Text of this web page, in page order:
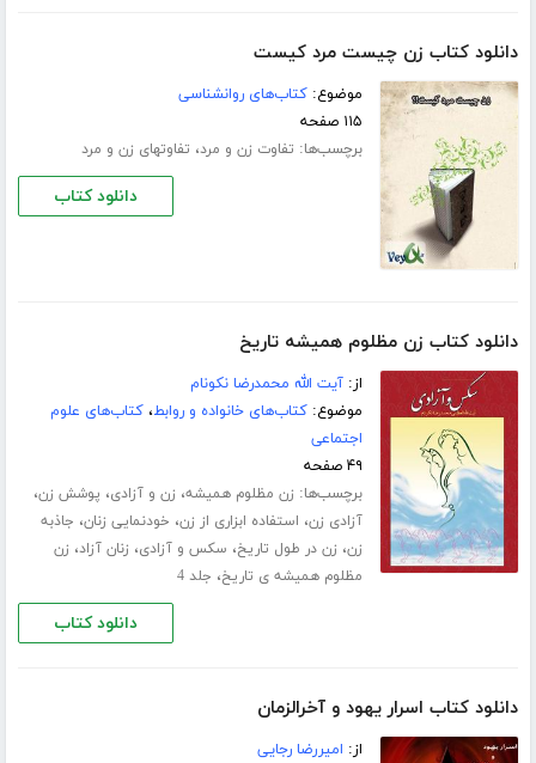
دانلود کتاب زن چیست مرد کیست
موضوع:کتاب‌های روانشناسی
۱۱۵ صفحه
برچسب‌ها: تفاوت زن و مرد، تفاوتهای زن و مرد
دانلود کتاب
دانلود کتاب زن مظلوم همیشه تاریخ
از:آیت الله محمدرضا نکونام
موضوع:کتاب‌های خانواده و روابط،کتاب‌های علوم
اجتماعی
۴۹ صفحه
برچسب‌ها: زن مظلوم همیشه، زن و آزادی، پوشش زن،
آزادی زن، استفاده ابزاری از زن، خودنمایی زنان، جاذبه
زن، زن در طول تاریخ، سکس و آزادی، زنان آزاد، زن
مظلوم همیشه ی تاریخ، جلد 4
دانلود کتاب
دانلود کتاب اسرار یهود و آخرالزمان
از: امیررضا رجایی